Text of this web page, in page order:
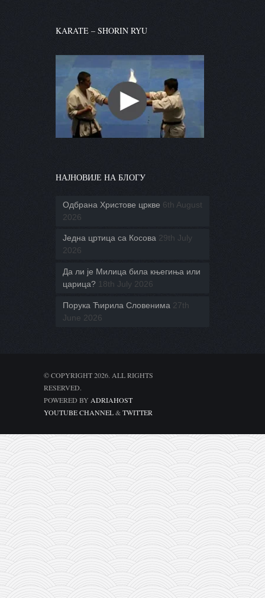
KARATE – SHORIN RYU
НАЈНОВИЈЕ НА БЛОГУ
Одбрана Христове цркве 6th August
2026
Једна цртица са Косова 29th July
2026
Да ли је Милица била књегиња или
царица? 18th July 2026
Порука Ћирила Словенима 27th
June 2026
© COPYRIGHT 2026. ALL RIGHTS
RESERVED.
POWERED BY ADRIAHOST
YOUTUBE CHANNEL& TWITTER